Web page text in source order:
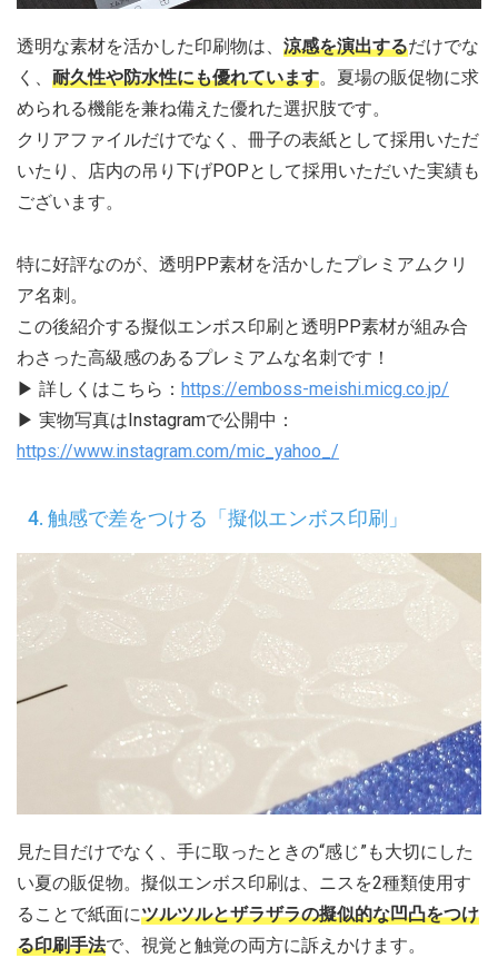
透明な素材を活かした印刷物は、 涼感を演出するだけでな
く、 耐久性や防水性にも優れています。夏場の販促物に求
められる機能を兼ね備えた優れた選択肢です。
クリアファイルだけでなく、冊子の表紙として採用いただ
いたり、店内の吊り下げPOPとして採用いただいた実績も
ございます。
特に好評なのが、透明PP素材を活かしたプレミアムクリ
ア名刺。
この後紹介する擬似エンボス印刷と透明PP素材が組み合
わさった高級感のあるプレミアムな名刺です！
▶ 詳しくはこちら： https://emboss-meishi.micg.co.jp/
▶ 実物写真はInstagramで公開中：
https://www.instagram.com/mic_yahoo_/
4. 触感で差をつける「擬似エンボス印刷」
見た目だけでなく、手に取ったときの“感じ”も大切にした
い夏の販促物。擬似エンボス印刷は、ニスを2種類使用す
ることで紙面にツルツルとザラザラの擬似的な凹凸をつけ
る印刷手法で、視覚と触覚の両方に訴えかけます。